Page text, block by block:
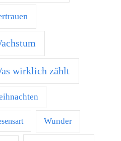
wirklich zählt
Wunder